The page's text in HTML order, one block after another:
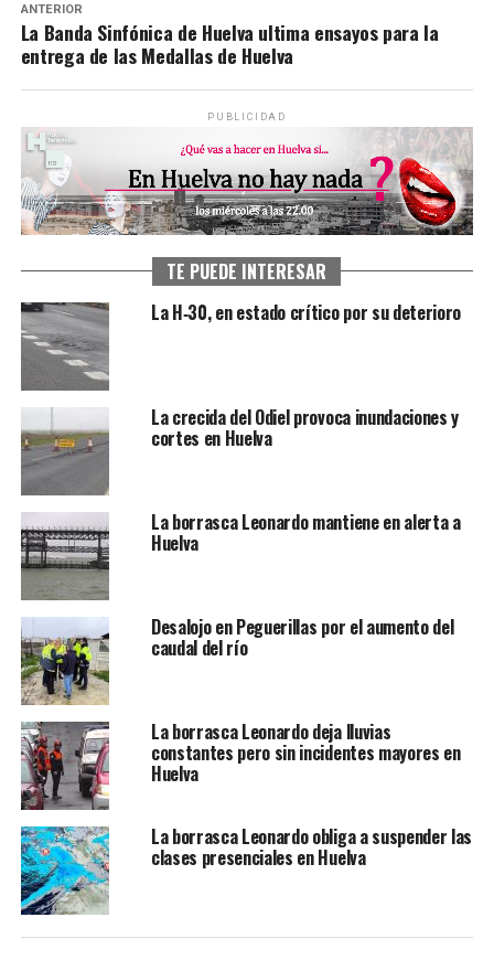
ANTERIOR
La Banda Sinfónica de Huelva ultima ensayos para la
entrega de las Medallas de Huelva
PUBLICIDAD
TE PUEDE INTERESAR
La H‑30, en estado crítico por su deterioro
La crecida del Odiel provoca inundaciones y
cortes en Huelva
La borrasca Leonardo mantiene en alerta a
Huelva
Desalojo en Peguerillas por el aumento del
caudal del río
La borrasca Leonardo deja lluvias
constantes pero sin incidentes mayores en
Huelva
La borrasca Leonardo obliga a suspender las
clases presenciales en Huelva